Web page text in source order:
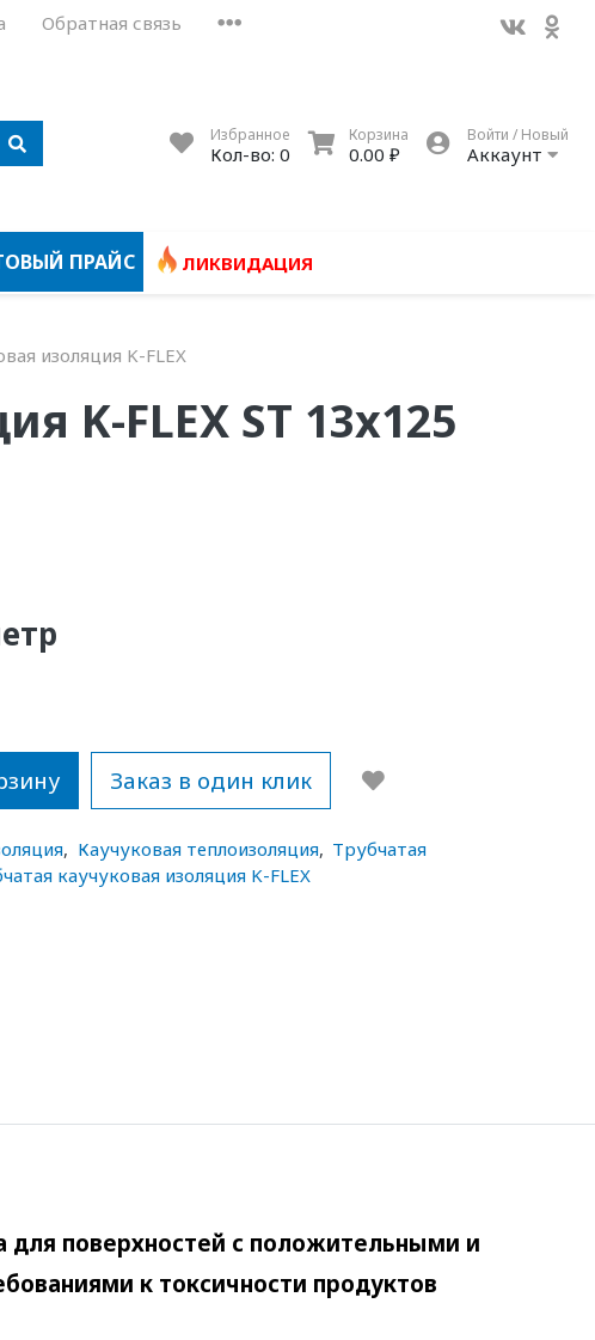
Обратная связь
Избранное
Кол-во: 0
Корзина
0.00 ₽
Войти / Новый
Аккаунт
ПРАЙС ЛИКВИДАЦИЯ
изоляция K-FLEX
K-FLEX ST 13x125
Заказ в один клик
, Каучуковая теплоизоляция, Трубчатая
каучуковая изоляция K-FLEX
для поверхностей с положительными и
к токсичности продуктов